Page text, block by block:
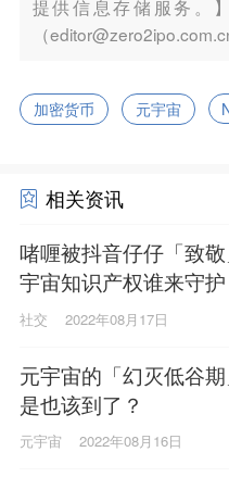
提供信息存储服务。
（
加密货币 元宇宙
相关资讯
啫喱被抖音仔仔「致
宇宙知识产权谁来守护
社交 2022年08月17日
元宇宙的「幻灭低谷
是也该到了？
元宇宙 2022年08月16日